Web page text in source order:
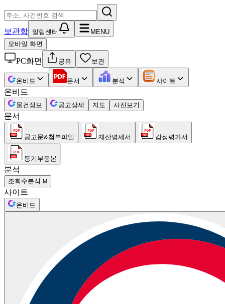
보관함 알림센터
MENU
모바일 화면
PC화면 공유 보관
온비드 문서 분석 사이트
온비드
물건정보 공고상세 지도 사진보기
문서
공고문&첨부파일 재산명세서 감정평가서
등기부등본
분석
조회수분석 M
사이트
온비드